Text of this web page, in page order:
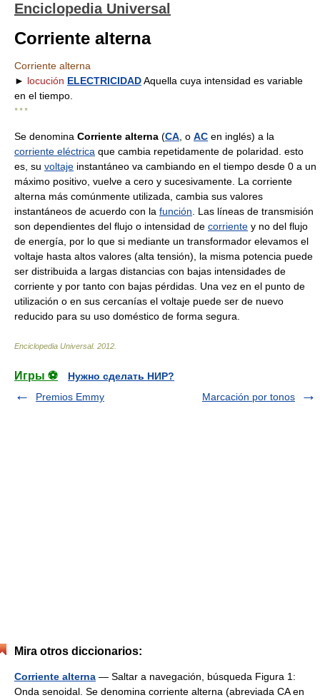
Enciclopedia Universal
Corriente alterna
Corriente alterna
► locución ELECTRICIDADAquella cuya intensidad es variable
en el tiempo.
* * *
Se denomina Corriente alterna (CA , o AC en inglés) a la
corriente eléctrica que cambia repetidamente de polaridad. esto
es, su voltaje instantáneo va cambiando en el tiempo desde 0 a un
máximo positivo, vuelve a cero y sucesivamente. La corriente
alterna más comúnmente utilizada, cambia sus valores
instantáneos de acuerdo con la función . Las líneas de transmisión
son dependientes del flujo o intensidad de corriente y no del flujo
de energía, por lo que si mediante un transformador elevamos el
voltaje hasta altos valores (alta tensión), la misma potencia puede
ser distribuida a largas distancias con bajas intensidades de
corriente y por tanto con bajas pérdidas. Una vez en el punto de
utilización o en sus cercanías el voltaje puede ser de nuevo
reducido para su uso doméstico de forma segura.
Enciclopedia Universal. 2012
Игры ⚽
Нужно сделать НИР?
Premios Emmy
Marcación por tonos
Mira otros diccionarios:
Corriente alterna — Saltar a navegación, búsqueda Figura 1:
Onda senoidal. Se denomina corriente alterna (abreviada CA en